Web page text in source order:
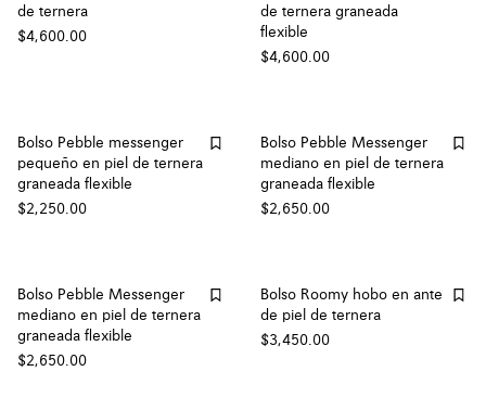
de ternera
$4,600.00
de ternera graneada
flexible
$4,600.00
Bolso Pebble messenger
pequeño en piel de ternera
graneada flexible
$2,250.00
Bolso Pebble Messenger
mediano en piel de ternera
graneada flexible
$2,650.00
Bolso Pebble Messenger
mediano en piel de ternera
graneada flexible
$2,650.00
Bolso Roomy hobo en ante
de piel de ternera
$3,450.00